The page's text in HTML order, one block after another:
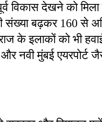
विकास देखने को
बढ़कर 160 से
के इलाकों को भी
नवी मुंबई एयरपोर्ट